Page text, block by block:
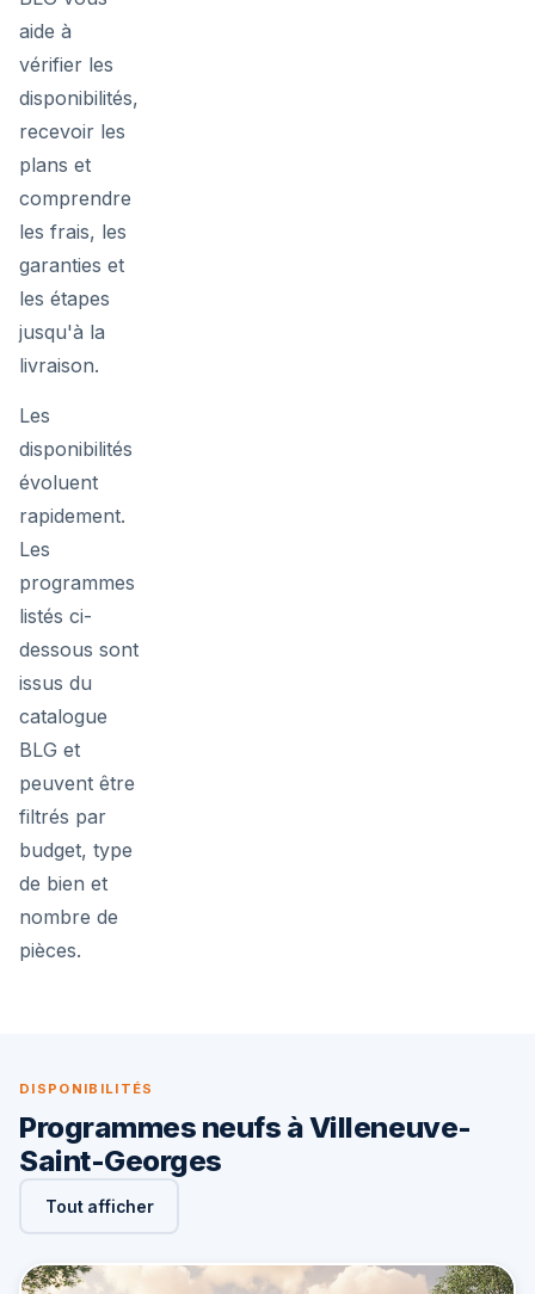
aide à
vérifier les
disponibilités,
recevoir les
plans et
comprendre
les frais, les
garanties et
les étapes
jusqu'à la
livraison.
Les
disponibilités
évoluent
rapidement.
Les
programmes
listés ci-
dessous sont
issus du
catalogue
BLG et
peuvent être
filtrés par
budget, type
de bien et
nombre de
pièces.
DISPONIBILITÉS
Programmes neufs à Villeneuve-
Saint-Georges
Tout afficher